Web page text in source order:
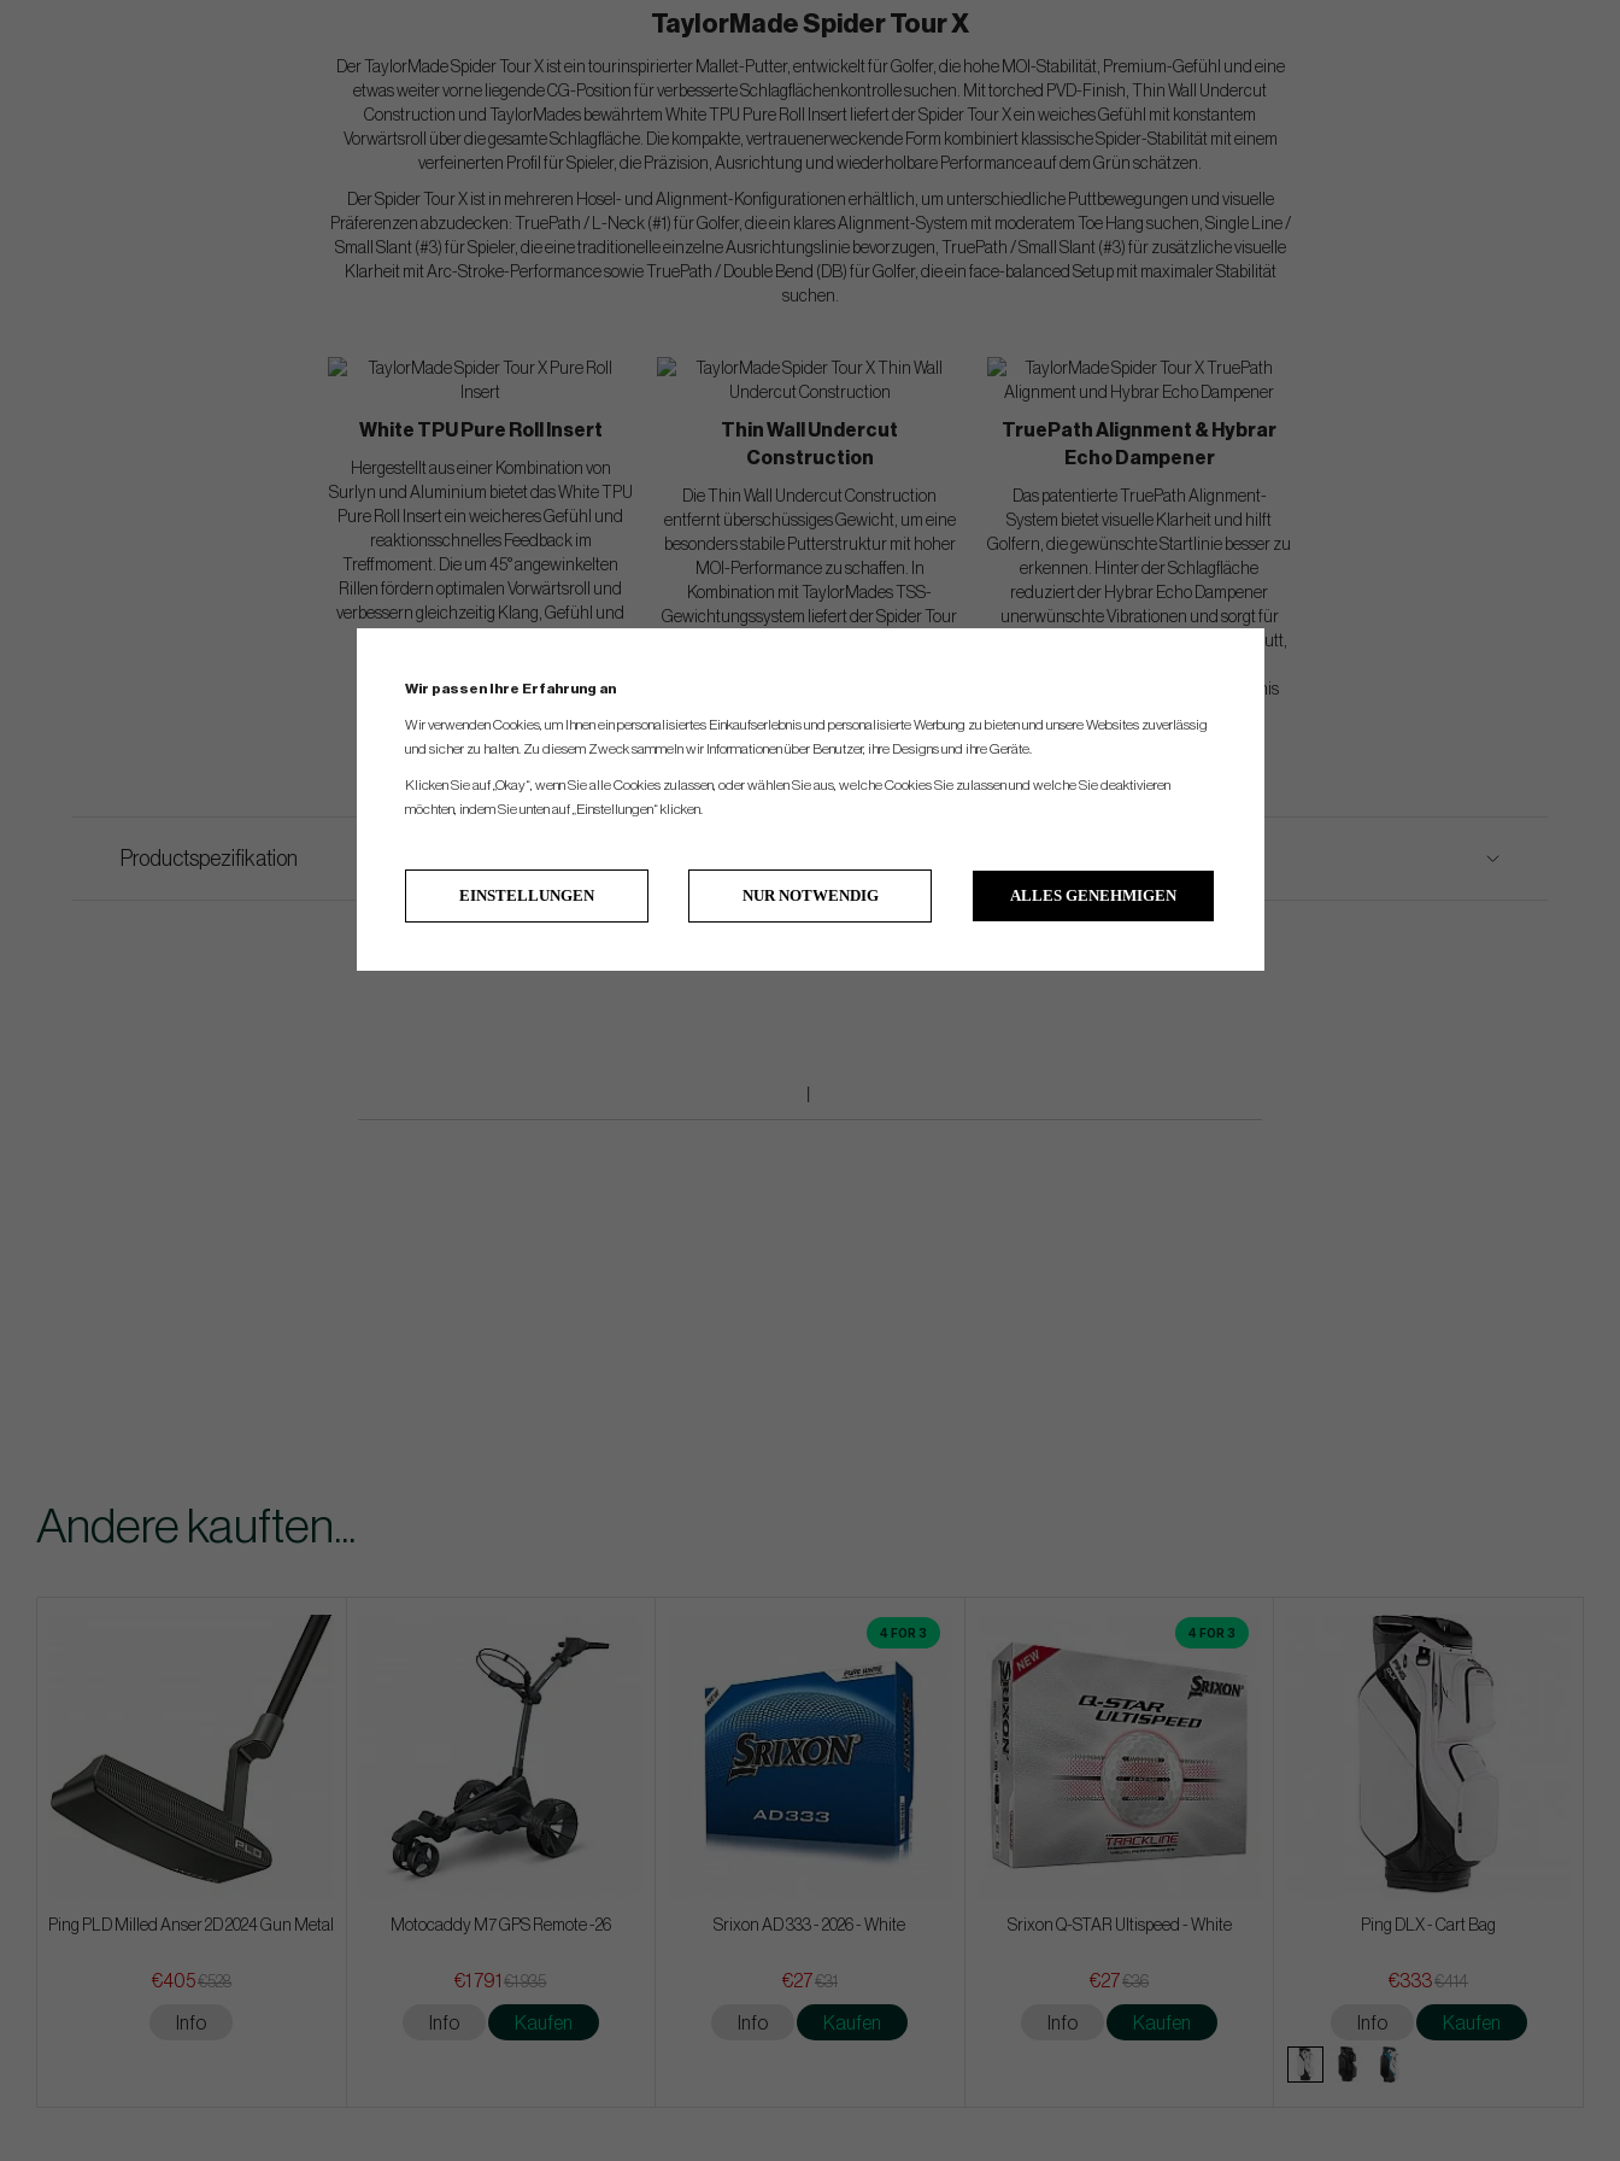
TaylorMade Spider Tour X
Der TaylorMade Spider Tour X ist ein tourinspirierter Mallet-Putter, entwickelt für Golfer, die hohe MOI-Stabilität, Premium-Gefühl und eine
etwas weiter vorne liegende CG-Position für verbesserte Schlagflächenkontrolle suchen. Mit torched PVD-Finish, Thin Wall Undercut
Construction und TaylorMades bewährtem White TPU Pure Roll Insert liefert der Spider Tour X ein weiches Gefühl mit konstantem
Vorwärtsroll über die gesamte Schlagfläche. Die kompakte, vertrauenerweckende Form kombiniert klassische Spider-Stabilität mit einem
verfeinerten Profil für Spieler, die Präzision, Ausrichtung und wiederholbare Performance auf dem Grün schätzen.
Der Spider Tour X ist in mehreren Hosel- und Alignment-Konfigurationen erhältlich, um unterschiedliche Puttbewegungen und visuelle
Präferenzen abzudecken: TruePath / L-Neck (#1) für Golfer, die ein klares Alignment-System mit moderatem Toe Hang suchen, Single Line /
Small Slant (#3) für Spieler, die eine traditionelle einzelne Ausrichtungslinie bevorzugen, TruePath / Small Slant (#3) für zusätzliche visuelle
Klarheit mit Arc-Stroke-Performance sowie TruePath / Double Bend (DB) für Golfer, die ein face-balanced Setup mit maximaler Stabilität
suchen.
White TPU Pure Roll Insert
Hergestellt aus einer Kombination von
Surlyn und Aluminium bietet das White TPU
Pure Roll Insert ein weicheres Gefühl und
reaktionsschnelles Feedback im
Treffmoment. Die um 45° angewinkelten
Rillen fördern optimalen Vorwärtsroll und
verbessern gleichzeitig Klang, Gefühl und
Thin Wall Undercut
Construction
Die Thin Wall Undercut Construction
entfernt überschüssiges Gewicht, um eine
besonders stabile Putterstruktur mit hoher
MOI-Performance zu schaffen. In
Kombination mit TaylorMades TSS-
Gewichtungssystem liefert der Spider Tour
TruePath Alignment & Hybrar
Echo Dampener
Das patentierte TruePath Alignment-
System bietet visuelle Klarheit und hilft
Golfern, die gewünschte Startlinie besser zu
erkennen. Hinter der Schlagfläche
reduziert der Hybrar Echo Dampener
unerwünschte Vibrationen und sorgt für
Premium-Klang und Gefühl bei jedem Putt,
vertrauenerweckendes Putting-Erlebnis
Productspezifikation
Andere kauften...
Ping PLD Milled Anser 2D 2024 Gun Metal
€405€528
Info
Motocaddy M7 GPS Remote -26
€1 791 €1 935
Info Kaufen
4 FOR 3
Srixon AD 333 - 2026 - White
€27€31
Info Kaufen
4 FOR 3
Srixon Q-STAR Ultispeed - White
€27€36
Info Kaufen
Ping DLX - Cart Bag
€333€414
Info Kaufen
Wir passen Ihre Erfahrung an
Wir verwenden Cookies, um Ihnen ein personalisiertes Einkaufserlebnis und personalisierte Werbung zu bieten und unsere Websites zuverlässig
und sicher zu halten. Zu diesem Zweck sammeln wir Informationen über Benutzer, ihre Designs und ihre Geräte.
Klicken Sie auf „Okay“, wenn Sie alle Cookies zulassen, oder wählen Sie aus, welche Cookies Sie zulassen und welche Sie deaktivieren
möchten, indem Sie unten auf „Einstellungen“ klicken.
EINSTELLUNGEN NUR NOTWENDIG ALLES GENEHMIGEN